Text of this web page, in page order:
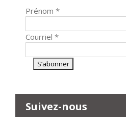
Prénom *
Courriel *
Suivez-nous